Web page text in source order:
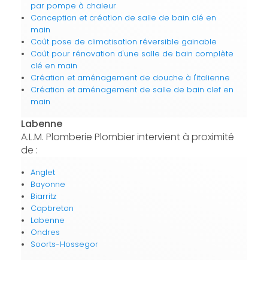
par pompe à chaleur
Conception et création de salle de bain clé en
main
Coût pose de climatisation réversible gainable
Coût pour rénovation d'une salle de bain complète
clé en main
Création et aménagement de douche à l'italienne
Création et aménagement de salle de bain clef en
main
Labenne
A.L.M. Plomberie Plombier intervient à proximité
de :
Anglet
Bayonne
Biarritz
Capbreton
Labenne
Ondres
Soorts-Hossegor